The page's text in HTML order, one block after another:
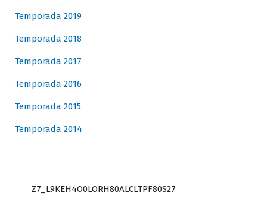
Temporada 2019
Temporada 2018
Temporada 2017
Temporada 2016
Temporada 2015
Temporada 2014
Z7_L9KEH4O0LORH80ALCLTPF80S27